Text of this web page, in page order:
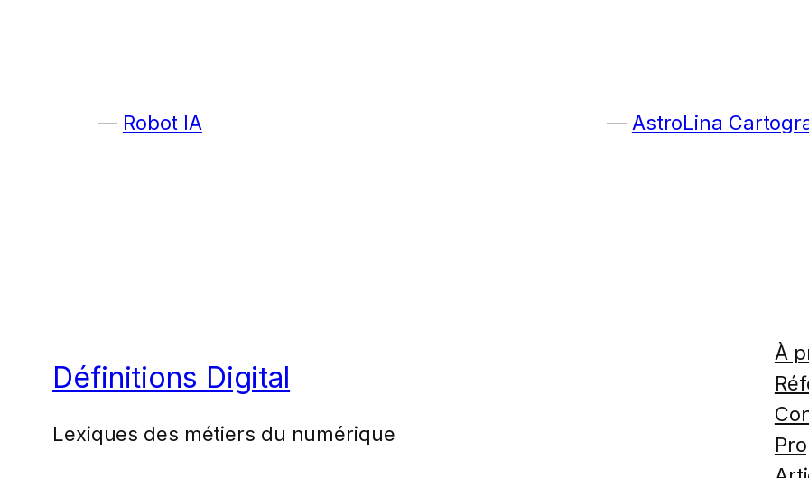
Robot IA AstroLina
Définitions Digital
Lexiques des métiers du numérique
À